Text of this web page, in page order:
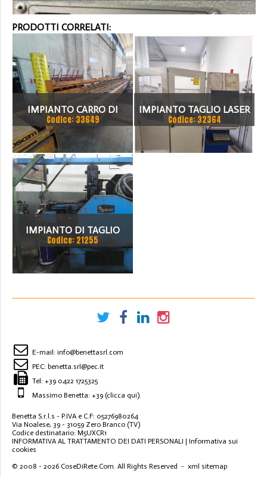
PRODOTTI CORRELATI:
IMPIANTO CARRO DI
TAGLIO
Codice: 33649
IMPIANTO TAGLIO LASER
TRUMPF TRUMATIC TLC
3030
Codice: 32364
IMPIANTO DI TAGLIO
BILLETTE
Codice: 21255
E-mail: info@benettasrl.com
PEC: benetta.srl@pec.it
Tel: +39 0422 1725325
Massimo Benetta: +39 (clicca qui).
Benetta S.r.l.s - P.IVA e C.F: 05276980264
Via Noalese, 39 - 31059 Zero Branco (TV)
Codice destinatario: M5UXCR1
INFORMATIVA AL TRATTAMENTO DEI DATI PERSONALI | Informativa sui
cookies
© 2008 - 2026 CoseDiRete.Com. All Rights Reserved - xml sitemap